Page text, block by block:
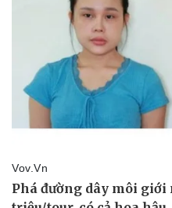
Dinh dưỡng - món ngon
Sản phụ khoa
Nhi khoa
Nam khoa
Làm đẹp - giảm cân
Phòng mạch online
Ăn sạch sống khỏe